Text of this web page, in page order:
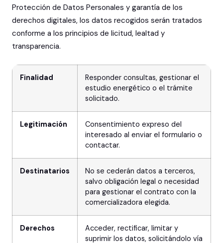
Protección de Datos Personales y garantía de los
derechos digitales, los datos recogidos serán tratados
conforme a los principios de licitud, lealtad y
transparencia.
Finalidad
Responder consultas, gestionar el
estudio energético o el trámite
solicitado.
Legitimación
Consentimiento expreso del
interesado al enviar el formulario o
contactar.
Destinatarios
No se cederán datos a terceros,
salvo obligación legal o necesidad
para gestionar el contrato con la
comercializadora elegida.
Derechos
Acceder, rectificar, limitar y
suprimir los datos, solicitándolo vía